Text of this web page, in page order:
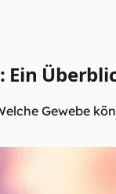
Ein
Gewebe